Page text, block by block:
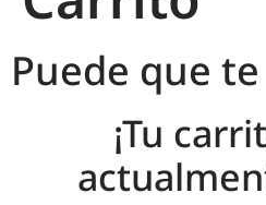
Puede que
¡Tu